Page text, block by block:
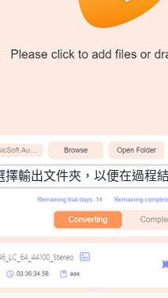
輸出文件夾，以便在過程